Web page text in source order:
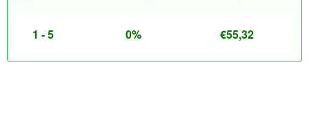
1 - 5 0% €55,32